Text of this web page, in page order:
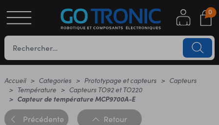
0
Accueil Categories Prototypage et capteurs
Capteurs
Température
Capteurs TO92 et TO220
Capteur de température MCP9700A-E
Précédente Retour